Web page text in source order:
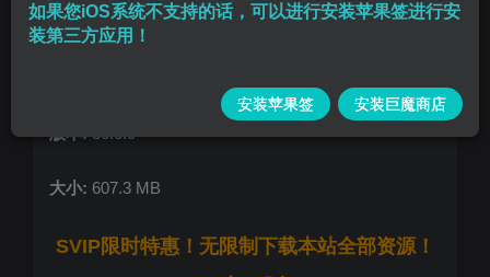
新增：绕过“抖音登录限制”注入Yuki防撤回插件等，设
置打开即可抖音助手，三指长按开启消息助手，自动
版本:36.6.0
大小: 607.3 MB
SVIP限时特惠！无限制下载本站全部资源！
如果您iOS系统不支持的话，可以进行安装苹果签进行安
装第三方应用！
安装苹果签 安装巨魔商店